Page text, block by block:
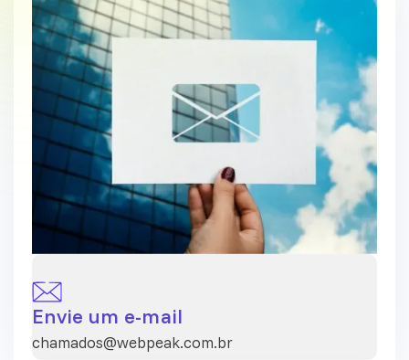
Envie um e-mail
chamados@webpeak.com.br